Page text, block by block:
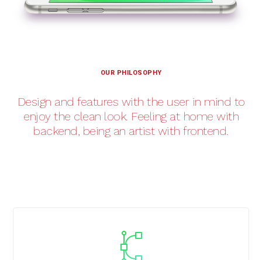
OUR PHILOSOPHY
Design and features with the user in mind to
enjoy the clean look. Feeling at home with
backend, being an artist with frontend.